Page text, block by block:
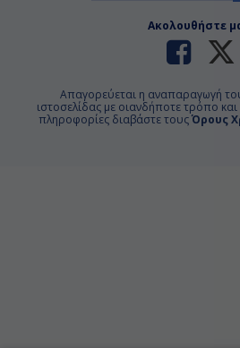
Ακολουθήστε
Απαγορεύεται η αναπαραγωγή
ιστοσελίδας με οιανδήποτε τρόπο
πληροφορίες διαβάστε τουςΌρους